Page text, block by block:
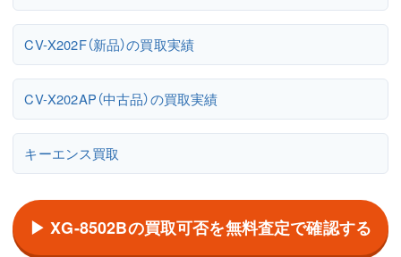
CV-X202F（新品）の買取実績
CV-X202AP（中古品）の買取実績
キーエンス買取
▶ XG-8502Bの買取可否を無料査定で確認する